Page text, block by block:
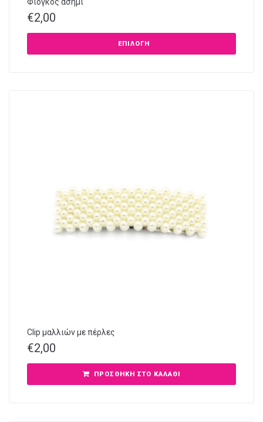
Φιόγκος ασημί
€2,00
ΕΠΙΛΟΓΉ
Clip μαλλιών με πέρλες
€2,00
ΠΡΟΣΘΉΚΗ ΣΤΟ ΚΑΛΆΘΙ